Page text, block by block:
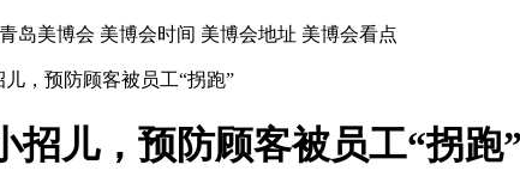
岛美博会 美博会时间 美博会地址 美博会看点
，预防顾客被员工“拐跑”
招儿，预防顾客被员工“拐跑”